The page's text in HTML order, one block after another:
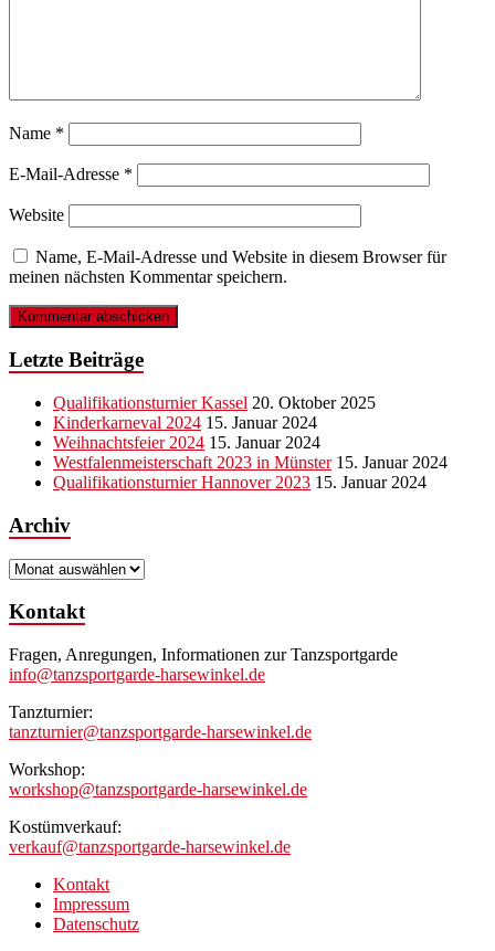
Name *
E-Mail-Adresse *
Website
Name, E-Mail-Adresse und Website in diesem Browser für
meinen nächsten Kommentar speichern.
Letzte Beiträge
Qualifikationsturnier Kassel 20. Oktober 2025
Kinderkarneval 2024 15. Januar 2024
Weihnachtsfeier 2024 15. Januar 2024
Westfalenmeisterschaft 2023 in Münster 15. Januar 2024
Qualifikationsturnier Hannover 2023 15. Januar 2024
Archiv
Archiv
Kontakt
Fragen, Anregungen, Informationen zur Tanzsportgarde
info@tanzsportgarde-harsewinkel.de
Tanzturnier:
tanzturnier@tanzsportgarde-harsewinkel.de
Workshop:
workshop@tanzsportgarde-harsewinkel.de
Kostümverkauf:
verkauf@tanzsportgarde-harsewinkel.de
Kontakt
Impressum
Datenschutz